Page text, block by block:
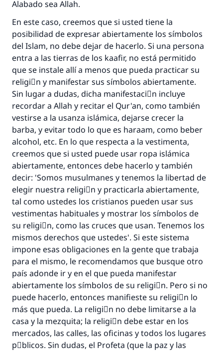
Alabado sea Allah.
En este caso, creemos que si usted tiene la
posibilidad de expresar abiertamente los símbolos
del Islam, no debe dejar de hacerlo. Si una persona
entra a las tierras de los kaafir, no está permitido
que se instale allí a menos que pueda practicar su
religiَn y manifestar sus símbolos abiertamente.
Sin lugar a dudas, dicha manifestaciَn incluye
recordar a Allah y recitar el Qur'an, como también
vestirse a la usanza islámica, dejarse crecer la
barba, y evitar todo lo que es haraam, como beber
alcohol, etc. En lo que respecta a la vestimenta,
creemos que si usted puede usar ropa islámica
abiertamente, entonces debe hacerlo y también
decir: 'Somos musulmanes y tenemos la libertad de
elegir nuestra religiَn y practicarla abiertamente,
tal como ustedes los cristianos pueden usar sus
vestimentas habituales y mostrar los símbolos de
su religiَn, como las cruces que usan. Tenemos los
mismos derechos que ustedes'. Si este sistema
impone esas obligaciones en la gente que trabaja
para el mismo, le recomendamos que busque otro
país adonde ir y en el que pueda manifestar
abiertamente los símbolos de su religiَn. Pero si no
puede hacerlo, entonces manifieste su religiَn lo
más que pueda. La religiَn no debe limitarse a la
casa y la mezquita; la religiَn debe estar en los
mercados, las calles, las oficinas y todos los lugares
pْblicos. Sin dudas, el Profeta (que la paz y las
La respuesta no. 110845 salvó un
matrimonio.
Desde la Q hasta la A, su contribución ayuda a
IslamQA.
Profeta ﷺ dijo:
"Una persona que orienta a otros a hacer el
bien obtendrá la misma recompensa que
aquellos que lo realicen."
(MUSLIM, 1893)
Contribuir